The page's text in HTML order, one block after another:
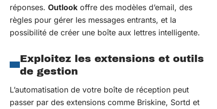
réponses. Outlook offre des modèles d’email, des
règles pour gérer les messages entrants, et la
possibilité de créer une boîte aux lettres intelligente.
Exploitez les extensions et outils
de gestion
L’automatisation de votre boîte de réception peut
passer par des extensions comme Briskine, Sortd et